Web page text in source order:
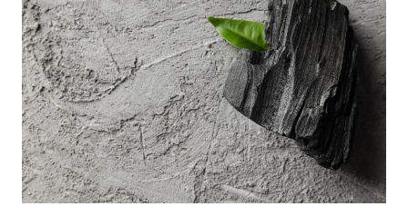
ВИГОТОВЛЕНИМ
В
ТЕХНОЛОГІЇ
STABICA?